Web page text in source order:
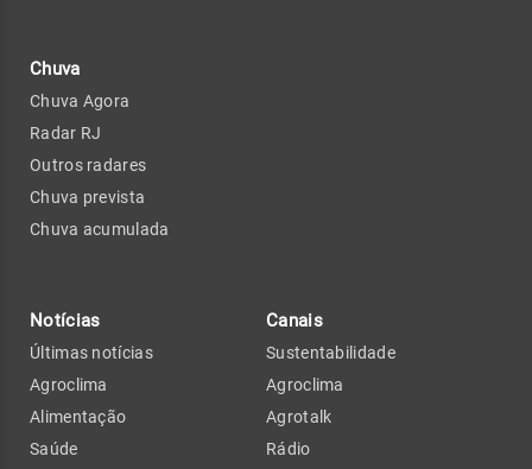
Chuva
Chuva Agora
Radar RJ
Outros radares
Chuva prevista
Chuva acumulada
Notícias
Últimas notícias
Agroclima
Alimentação
Saúde
Canais
Sustentabilidade
Agroclima
Agrotalk
Rádio